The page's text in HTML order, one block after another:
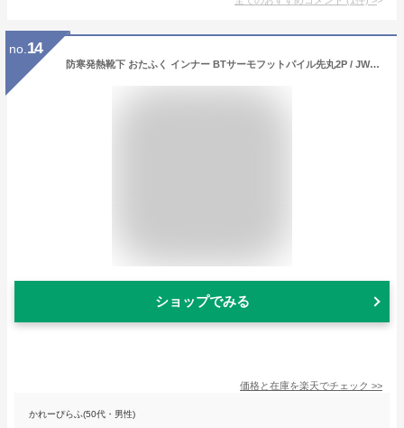
no. 14
防寒発熱靴下 おたふく インナー BTサーモフットパイル先丸2P / JW-134 ヒートテック ブラック グレー ソックス 防寒 インナー
ショップでみる
価格と在庫を楽天でチェック >>
かれーぴらふ(50代・男性)